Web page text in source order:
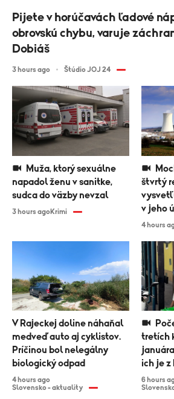
Pijete v horúčavách ľadové
obrovskú chybu, varuje
Dobiáš
3 hours ago Štúdio JOJ 24
napadol ženu v sanitke,
sudca do väzby nevzal
3 hours agoKrimi
štvrtý
v jeho
4 hours
V Rajeckej doline náhaňal
medveď auto aj cyklistov.
Príčinou bol nelegálny
biologický odpad
4 hours ago
Slovensko - aktuality
tretích
ich je z
6 hours